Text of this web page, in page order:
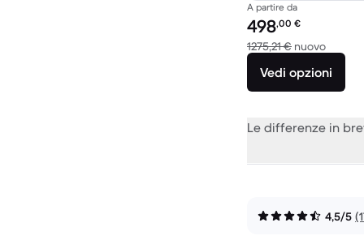
A partire da
Prezzo del
498,00 €
1275,21 € nuovo
Vedi opzioni
Le differenze in
4,5/5